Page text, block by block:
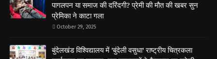
पागलपन या समाज की दरिंदगी? प्रेमी की मौत की खबर सुन
प्रेमिका ने काटा गला
October 29, 2025
बुंदेलखंड विश्विद्यालय में 'बुंदेली वसुधा' राष्ट्रीय चित्रकला